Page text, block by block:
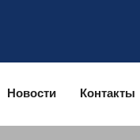
Новости Контакты